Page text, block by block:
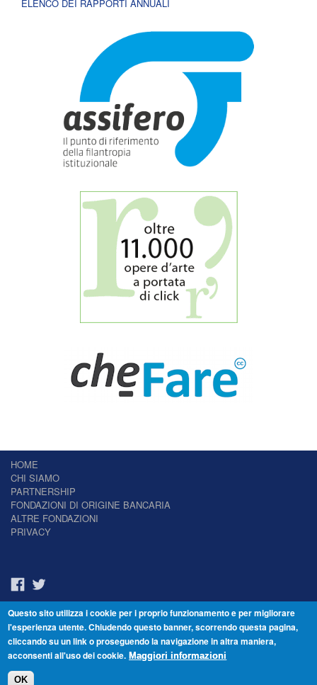
ELENCO DEI RAPPORTI ANNUALI
HOME
CHI SIAMO
PARTNERSHIP
FONDAZIONI DI ORIGINE BANCARIA
ALTRE FONDAZIONI
PRIVACY
Il Giornale delle Fondazioni - Periodico telematico
Reg. Tribunale n.7 del 22/07/2014 – ISSN 2421-2466
© Fondazione Venezia 2000 - Dorsoduro 3488/U - 30123 Venezia - Italia -
Questo sito utilizza i cookie per i proprio funzionamento e per migliorare
l'esperienza utente. Chiudendo questo banner, scorrendo questa pagina,
cliccando su un link o proseguendo la navigazione in altra maniera,
acconsenti all'uso dei cookie. Maggiori informazioni
OK